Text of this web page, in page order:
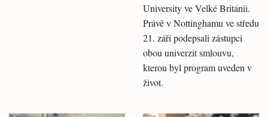
University ve Velké Británii.
Právě v Nottinghamu ve středu
21. září podepsali zástupci
obou univerzit smlouvu,
kterou byl program uveden v
život.